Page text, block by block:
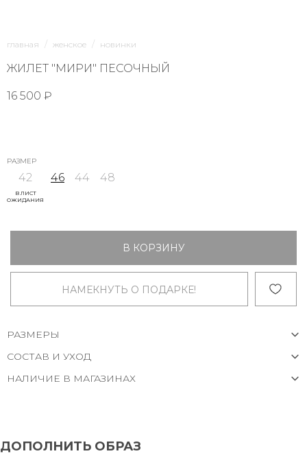
главная женское новинки
ЖИЛЕТ "МИРИ" ПЕСОЧНЫЙ
16 500 ₽
РАЗМЕР
42
В ЛИСТ
ОЖИДАНИЯ
46 44 48
В КОРЗИНУ
НАМЕКНУТЬ О ПОДАРКЕ!
РАЗМЕРЫ
СОСТАВ И УХОД
НАЛИЧИЕ В МАГАЗИНАХ
ДОПОЛНИТЬ ОБРАЗ